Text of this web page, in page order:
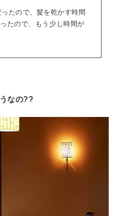
たので、髪を乾かす時間
たので、もう少し時間が
なの??